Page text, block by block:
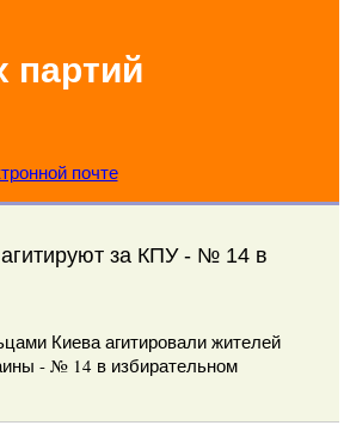
партий
почте
за КПУ - № 14 в
Киева агитировали жителей
- № 14 в избирательном